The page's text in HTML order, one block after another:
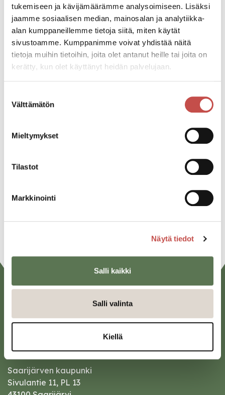
tukemiseen ja kävijämäärämme analysoimiseen. Lisäksi
jaamme sosiaalisen median, mainosalan ja analytiikka-
alan kumppaneillemme tietoja siitä, miten käytät
sivustoamme. Kumppanimme voivat yhdistää näitä
tietoja muihin tietoihin, joita olet antanut heille tai joita on
kerätty, kun olet käyttänyt heidän palvelujaan.
valinta
Välttämätön
Mieltymykset
Tilastot
Markkinointi
Näytä tiedot
Salli kaikki
Salli valinta
Kiellä
Tapahtumapaikka
Sivulantie 11
Pääsymaksu
9€
Jaa tapahtuma:
Linkedin
Saarijärven kaupunki
Sivulantie 11, PL 13